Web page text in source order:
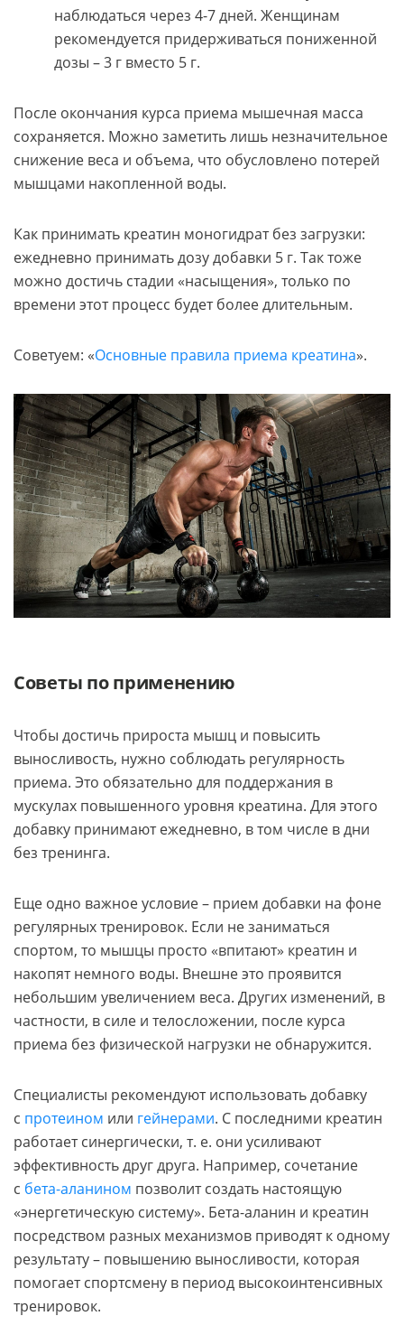
наблюдаться через 4-7 дней. Женщинам
рекомендуется придерживаться пониженной
дозы – 3 г вместо 5 г.
После окончания курса приема мышечная масса
сохраняется. Можно заметить лишь незначительное
снижение веса и объема, что обусловлено потерей
мышцами накопленной воды.
Как принимать креатин моногидрат без загрузки:
ежедневно принимать дозу добавки 5 г. Так тоже
можно достичь стадии «насыщения», только по
времени этот процесс будет более длительным.
Советуем: «Основные правила приема креатина».
Советы по применению
Чтобы достичь прироста мышц и повысить
выносливость, нужно соблюдать регулярность
приема. Это обязательно для поддержания в
мускулах повышенного уровня креатина. Для этого
добавку принимают ежедневно, в том числе в дни
без тренинга.
Еще одно важное условие – прием добавки на фоне
регулярных тренировок. Если не заниматься
спортом, то мышцы просто «впитают» креатин и
накопят немного воды. Внешне это проявится
небольшим увеличением веса. Других изменений, в
частности, в силе и телосложении, после курса
приема без физической нагрузки не обнаружится.
Специалисты рекомендуют использовать добавку
с протеином или гейнерами. С последними креатин
работает синергически, т. е. они усиливают
эффективность друг друга. Например, сочетание
с бета-аланином позволит создать настоящую
«энергетическую систему». Бета-аланин и креатин
посредством разных механизмов приводят к одному
результату – повышению выносливости, которая
помогает спортсмену в период высокоинтенсивных
тренировок.